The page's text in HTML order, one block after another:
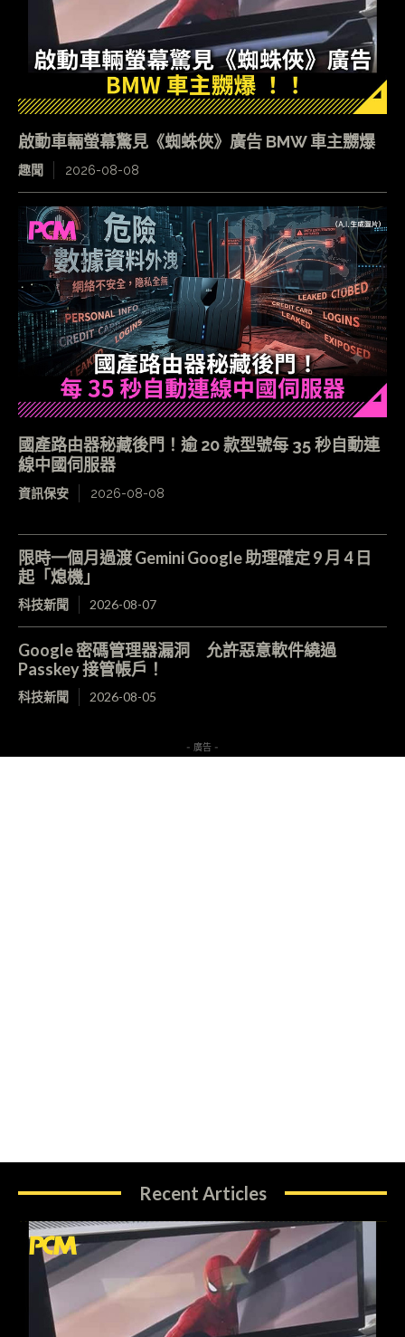
啟動車輛螢幕驚見《蜘蛛俠》廣告 BMW 車主嬲爆
趣聞 2026-08-08
國產路由器秘藏後門！逾 20 款型號每 35 秒自動連
線中國伺服器
資訊保安 2026-08-08
限時一個月過渡 Gemini Google 助理確定 9 月 4 日
起「熄機」
科技新聞 2026-08-07
Google 密碼管理器漏洞 允許惡意軟件繞過
Passkey 接管帳戶！
科技新聞 2026-08-05
- 廣告 -
Recent Articles